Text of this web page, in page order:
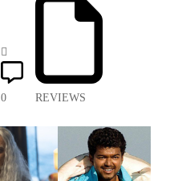
0 REVIEWS